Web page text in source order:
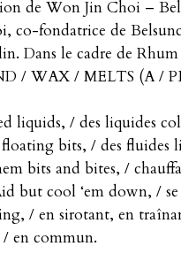
de Won Jin Choi –
co-fondatrice de
Dans le cadre de
/ WAX / MELTS (A /
liquids, / des liquides
bits, / des fluides
bits and bites, /
but cool ‘em down, / se
/ en sirotant, en
en commun.